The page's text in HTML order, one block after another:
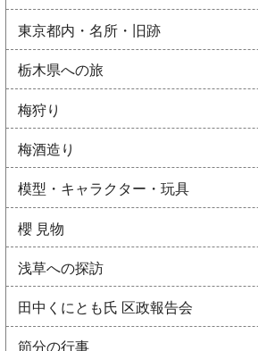
東京都内・名所・旧跡
栃木県への旅
梅狩り
梅酒造り
模型・キャラクター・玩具
櫻 見物
浅草への探訪
田中くにとも氏 区政報告会
節分の行事